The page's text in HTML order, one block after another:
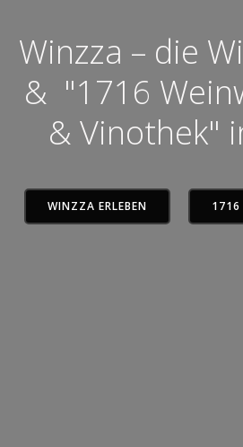
Winzza – die
& "1716
& Vinothek"
WINZZA ERLEBEN 1716